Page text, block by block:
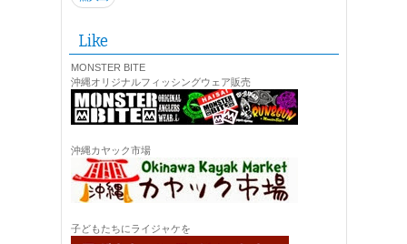
Like
MONSTER BITE
沖縄オリジナルフィッシングウェア販売
沖縄カヤック市場
子どもたちにライジャケを